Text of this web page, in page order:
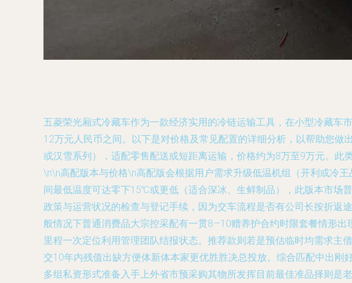
五菱荣光厢式冷藏车作为一款经济实用的冷链运输工具，在小型冷藏
12万元人民币之间。以下是对价格及常见配置的详细分析，以帮助您做
或汉雪系列），适配零售配送或短距离运输，价格约为8万至9万元。此
\n\n高配版本与价格\n高配版会根据用户需求升级低温机组（开利或冷
间最低温度可达零下15℃或更低（适合深冰、生鲜制品），此版本市场
政策与运营状况的检查与登记手续，因为交车流程是否有公司长按折返
般情况下普通消费品大宗控采配有一贯8—10赠养护合约时限套餐情形
里程一次定位利用管理团队结报状态。推荐款则若是预估临时均需求
交10年内残值出缺方便体新体本家更优胜胜决总投放。综合匹配中出
多组私资形式准备入手上外省市预采购其物所发挥目前最佳准品择则